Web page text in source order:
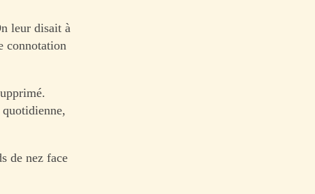
leur disait à
connotation
de nez face